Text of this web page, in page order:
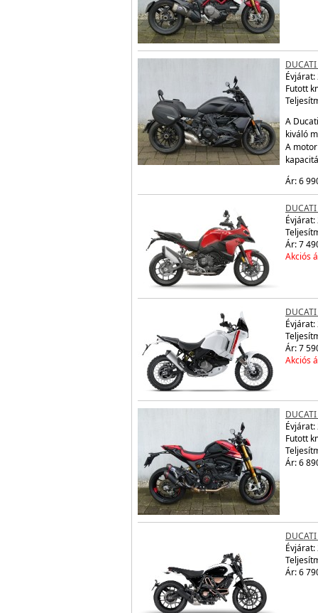
Évjárat:
Futott
A
kiváló
A
Ár: 6
Évjárat:
Ár: 7
Akciós
DUCATI
Évjárat:
Ár: 7
Akciós
Évjárat:
Futott
Ár: 6
Évjárat:
Ár: 6